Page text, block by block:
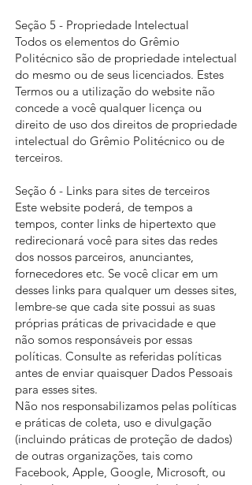
Seção 5 - Propriedade Intelectual
Todos os elementos do Grêmio
Politécnico são de propriedade intelectual
do mesmo ou de seus licenciados. Estes
Termos ou a utilização do website não
concede a você qualquer licença ou
direito de uso dos direitos de propriedade
intelectual do Grêmio Politécnico ou de
terceiros.
Seção 6 - Links para sites de terceiros
Este website poderá, de tempos a
tempos, conter links de hipertexto que
redirecionará você para sites das redes
dos nossos parceiros, anunciantes,
fornecedores etc. Se você clicar em um
desses links para qualquer um desses sites,
lembre-se que cada site possui as suas
próprias práticas de privacidade e que
não somos responsáveis por essas
políticas. Consulte as referidas políticas
antes de enviar quaisquer Dados Pessoais
para esses sites.
Não nos responsabilizamos pelas políticas
e práticas de coleta, uso e divulgação
(incluindo práticas de proteção de dados)
de outras organizações, tais como
Facebook, Apple, Google, Microsoft, ou